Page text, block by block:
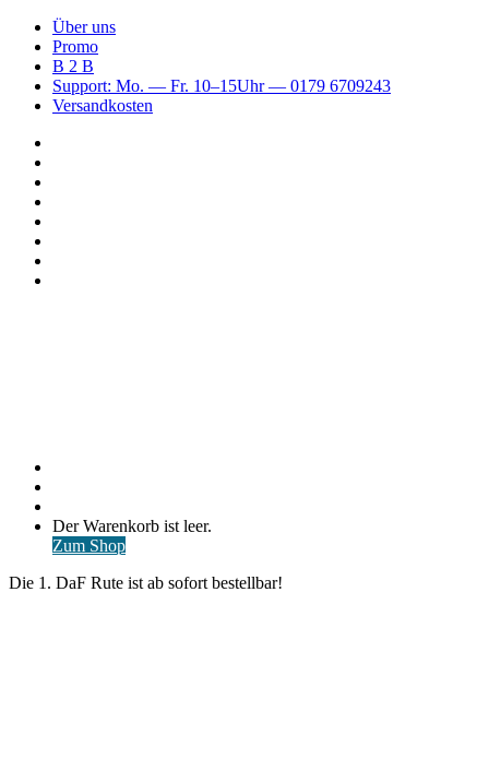
Über uns
Promo
B 2 B
Support: Mo. — Fr. 10–15Uhr — 0179 6709243
Versandkosten
Warenkorb
ansehen
Der Warenkorb ist leer.
Zum Shop
Die 1. DaF Rute ist ab sofort bestellbar!